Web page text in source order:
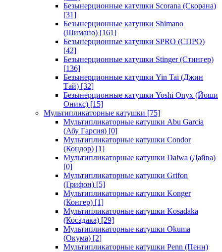
Безынерционные катушки Scorana (Скорана)
[31]
Безынерционные катушки Shimano
(Шимано) [161]
Безынерционные катушки SPRO (СПРО)
[42]
Безынерционные катушки Stinger (Стингер)
[136]
Безынерционные катушки Yin Tai (Джин
Тай) [32]
Безынерционные катушки Yoshi Onyx (Йоши
Оникс) [15]
Мультипликаторные катушки [75]
Мультипликаторные катушки Abu Garcia
(Абу Гарсия) [0]
Мультипликаторные катушки Condor
(Кондор) [1]
Мультипликаторные катушки Daiwa (Дайва)
[0]
Мультипликаторные катушки Grifon
(Грифон) [5]
Мультипликаторные катушки Konger
(Конгер) [1]
Мультипликаторные катушки Kosadaka
(Косадака) [29]
Мультипликаторные катушки Okuma
(Окума) [2]
Мультипликаторные катушки Penn (Пенн)